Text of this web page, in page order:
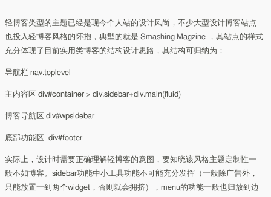
轻博客类型的主题已经是现今个人站的设计风尚，不少大型设计博客站点
也投入轻博客风格的怀抱，典型的就是 Smashing Magzine
，其站点的样式
充分体现了目前实用类博客的结构设计思路，其结构可归纳为：
导航栏 nav.toplevel
主内容区 div#container > div.sidebar+div.main(fluid)
博客导航区 div#wpsidebar
底部功能区 div#footer
实际上，设计时需要正确理解轻博客的意图，要知晓该风格主题定制性一
般不如博客。sidebar功能中小工具功能不可能充分发挥（一般除广告外，
只能放置一到两个widget，否则就会拥挤），menu的功能一般也归放到边